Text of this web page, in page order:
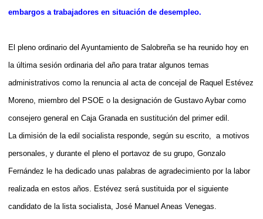
embargos a trabajadores en situación de desempleo.
El pleno ordinario del Ayuntamiento de Salobreña se ha reunido hoy en
la última sesión ordinaria del año para tratar algunos temas
administrativos como la renuncia al acta de concejal de Raquel Estévez
Moreno, miembro del PSOE o la designación de Gustavo Aybar como
consejero general en Caja Granada en sustitución del primer edil.
La dimisión de la edil socialista responde, según su escrito, a motivos
personales, y durante el pleno el portavoz de su grupo, Gonzalo
Fernández le ha dedicado unas palabras de agradecimiento por la labor
realizada en estos años. Estévez será sustituida por el siguiente
candidato de la lista socialista, José Manuel Aneas Venegas.